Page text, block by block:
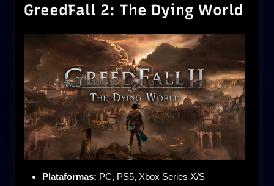
GreedFall 2: The Dying World
Plataformas: PC, PS5, Xbox Series X/S